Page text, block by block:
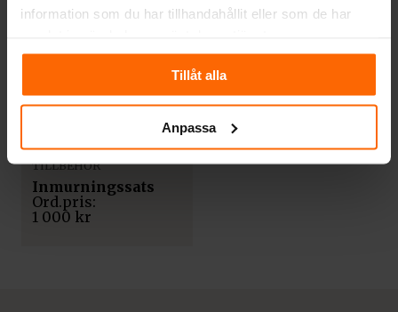
information som du har tillhandahållit eller som de har
Tillåt alla
Anpassa
TILLBEHÖR
Inmurningssats
1 000 kr